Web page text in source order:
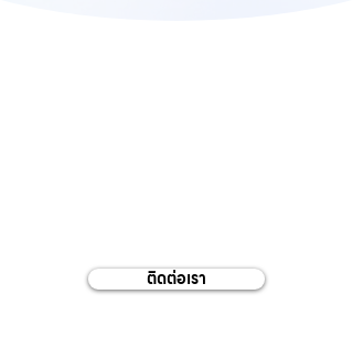
ติดต่อเรา